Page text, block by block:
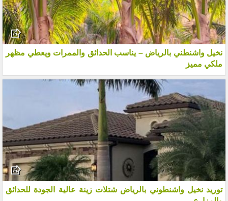
نخيل واشنطني بالرياض – يناسب الحدائق والممرات ويعطي مظهر
ملكي مميز
توريد نخيل واشنطوني بالرياض شتلات زينة عالية الجودة للحدائق